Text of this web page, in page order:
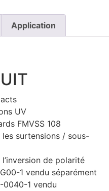
Application
UV
FMVSS 108
surtensions / sous-
de polarité
1 vendu séparément
0040-1 vendu